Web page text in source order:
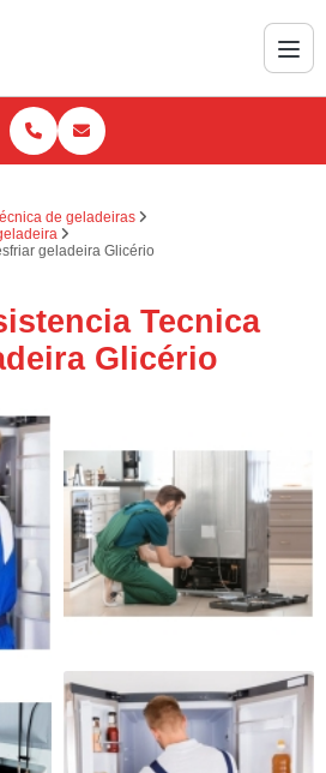
de geladeiras
geladeira Glicério
Tecnica
Glicério